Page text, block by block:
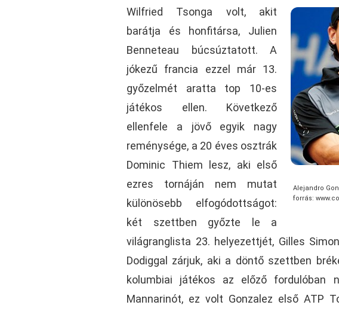
Alejandro
forrás:
Wilfried Tsonga volt, akit
barátja és honfitársa, Julien
Benneteau búcsúztatott. A
jókezű francia ezzel már 13.
győzelmét aratta top 10-es
játékos ellen. Következő
ellenfele a jövő egyik nagy
reménysége, a 20 éves osztrák
Dominic Thiem lesz, aki első
ezres tornáján nem mutat
különösebb elfogódottságot:
két szettben győzte le a
világranglista 23. helyezettjét, Gilles
Dodiggal zárjuk, aki a döntő szettben
kolumbiai játékos az előző fordulóban
Mannarinót, ez volt Gonzalez első ATP